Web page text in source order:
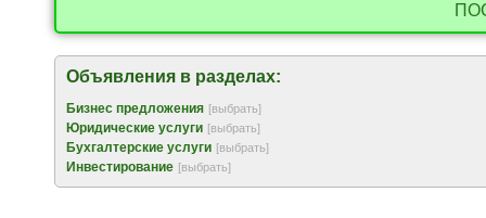
Объявления в разделах:
Бизнес предложения [выбрать]
Юридические услуги [выбрать]
Бухгалтерские услуги [выбрать]
Инвестирование [выбрать]